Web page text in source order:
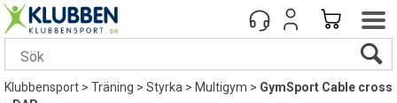
Klubbensport>Träning>Styrka>Multigym>GymSport Cable cross